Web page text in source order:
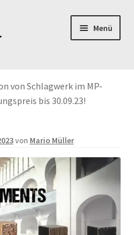
Menü
von Schlagwerk im MP-
bis 30.09.23!
von Mario Müller